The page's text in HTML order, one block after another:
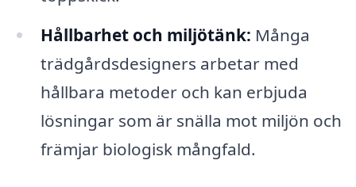
Hållbarhet och miljötänk: Många
trädgårdsdesigners arbetar med
hållbara metoder och kan erbjuda
lösningar som är snälla mot miljön och
främjar biologisk mångfald.